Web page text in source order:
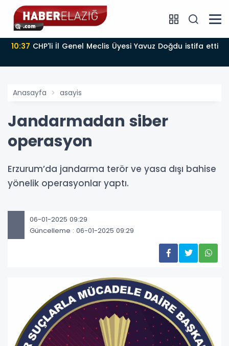
10:37 CHP'li İl Genel Meclis Üyesi Yavuz Doğdu istifa etti
Anasayfa asayis
Jandarmadan siber
operasyon
Erzurum’da jandarma terör ve yasa dışı bahise
yönelik operasyonlar yaptı.
06-01-2025 09:29
Güncelleme : 06-01-2025 09:29